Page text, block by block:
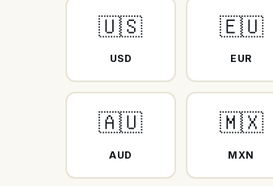
🇺🇸
USD
🇪🇺
EUR
🇦🇺
AUD
🇲🇽
MXN